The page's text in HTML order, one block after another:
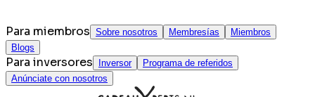
Para miembros Sobre nosotros Membresías
Miembros
Blogs
Para inversores Inversor
Programa de referidos
Anúnciate con nosotros